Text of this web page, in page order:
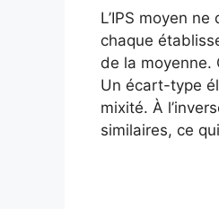
L’IPS moyen
chaque
de la moyenne.
Un écart-type
mixité. À
similaires, ce